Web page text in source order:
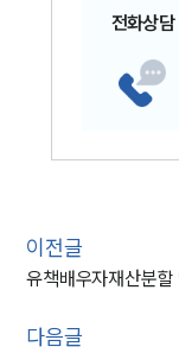
전화상담
이전글
유책배우자재산분
다음글